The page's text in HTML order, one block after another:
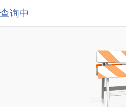
询中